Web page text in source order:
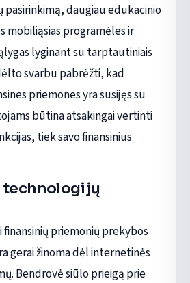
pasirinkimą, daugiau edukacinio
mobiliąsias programėles ir
lyginant su tarptautiniais
svarbu pabrėžti, kad
priemones yra susijęs su
būtina atsakingai vertinti
tiek savo finansinius
technologijų
finansinių priemonių prekybos
gerai žinoma dėl internetinės
Bendrovė siūlo prieigą prie